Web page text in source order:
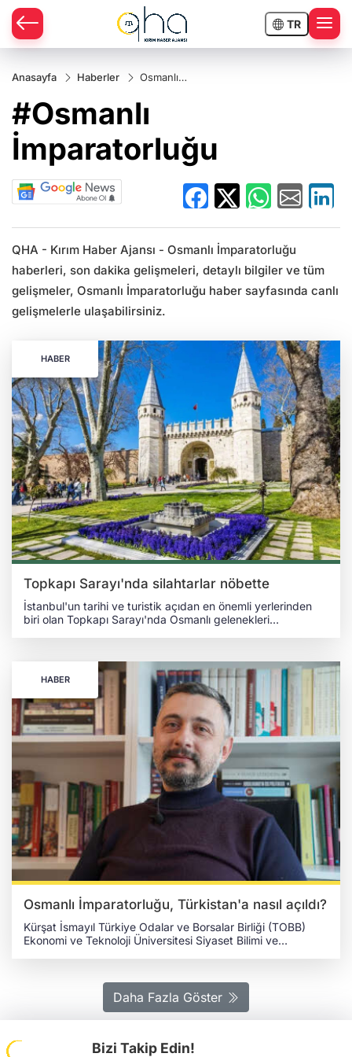
TR
Anasayfa Haberler
Osmanlı
#Osmanlı
İmparatorluğu
QHA - Kırım Haber Ajansı - Osmanlı İmparatorluğu
haberleri, son dakika gelişmeleri, detaylı bilgiler ve tüm
gelişmeler, Osmanlı İmparatorluğu haber sayfasında canlı
gelişmelerle ulaşabilirsiniz.
HABER
Topkapı Sarayı'nda silahtarlar nöbette
İstanbul'un tarihi ve turistik açıdan en önemli yerlerinden
biri olan Topkapı Sarayı'nda Osmanlı gelenekleri
depolarından sorumlu olan saray görevlileri silahtarların
kıyafetleriyle tutmaya başladı. Silahtarlar, Topkapı
Sarayı'nda en son 189 yıl önce görülmüştü. TURİSTLERİN
İLGİ ODAĞI OLDU TRT Haber'in gündeme getirdiği habere
göre; sarayı koruyan İl Jandarma Komutanlığı Topkapı
Sarayı Jandarma Koruma Bölüğü, özel tasarlanan silahtar
kıyafetiyle nöbet tutmaya başladı. İstanbul'un fethinin
ardından Fatih Sultan Mehmed tarafından yaptırılan ve
asırlarca 3 kıtanın yönetildiği Topkapı Sarayı, her yıl
milyonlarca turist tarafından ziyaret ediliyor. Hayata
geçirilen bu uygulama, turistler tarafından büyük ilgi gördü.
Aynı zamanda uygulama ile ziyaretçi sayısının artması
bekleniyor. Dünyanın birçok yerinde örneği olan bu
uygulama, Türkiye'de de hayata geçti. Birleşik Krallık,
İtalya, İsviçre gibi pek çok Avrupa ülkesi bu uygulamayı
sürdürüyor.
HABER
Osmanlı İmparatorluğu, Türkistan'a nasıl açıldı?
Kürşat İsmayıl Türkiye Odalar ve Borsalar Birliği (TOBB)
Ekonomi ve Teknoloji Üniversitesi Siyaset Bilimi ve
diplomatik ilişkilerinde Türk dünyasının önemini Kırım Haber
Ajansına değerlendirdi. "19. YÜZYIL, OSMANLI İÇİN
DİPLOMASİNİN DÖNÜŞTÜĞÜ BİR YÜZYIL" Doç. Dr.
Mustafa Serdar Palabıyık, 19. yüzyılı Osmanlı
yüzyıl olarak tasvir ederken; “Mısır'a Napolyon'un seferiyle
Daha Fazla Göster
Bizi Takip Edin!